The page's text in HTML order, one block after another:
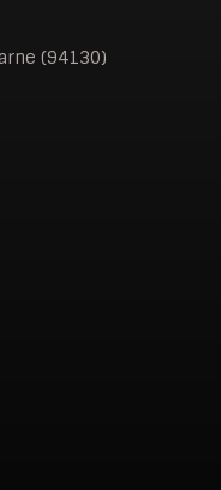
(94130)